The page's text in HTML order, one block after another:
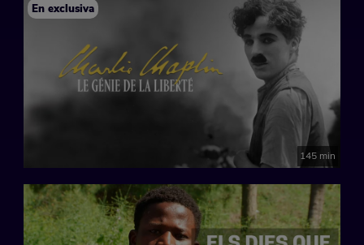
En exclusiva
145 min